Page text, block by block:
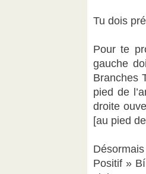
Tu dois
Pour te
gauche
Branches
pied de
droite
[au pied
Positif »